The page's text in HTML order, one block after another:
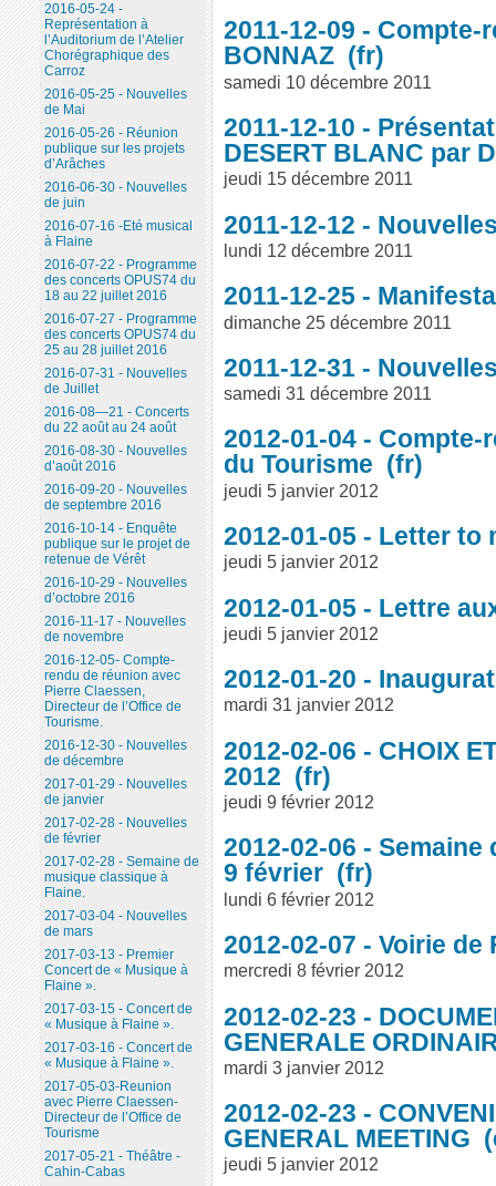
2011-12-09 -
BONNAZ
samedi 10 décembre 2011
2011-12-10 -
DESERT BLANC par
jeudi 15 décembre 2011
2011-12-12 -
lundi 12 décembre 2011
2011-12-25 -
dimanche 25 décembre 2011
2011-12-31 -
samedi 31 décembre 2011
2012-01-04 -
du Tourisme
jeudi 5 janvier 2012
2012-01-05 - Letter to
jeudi 5 janvier 2012
2012-01-05 - Lettre
jeudi 5 janvier 2012
2012-01-20 -
mardi 31 janvier 2012
2012-02-06 - CHOIX
2012
jeudi 9 février 2012
2012-02-06 -
9 février
lundi 6 février 2012
2012-02-07 - Voirie
mercredi 8 février 2012
2012-02-23 -
GENERALE
mardi 3 janvier 2012
2012-02-23 -
GENERAL MEETING
jeudi 5 janvier 2012
2016-05-24 -
Représentation à
l’Auditorium de l’Atelier
Chorégraphique des
Carroz
2016-05-25 - Nouvelles
de Mai
2016-05-26 - Réunion
publique sur les projets
d’Arâches
2016-06-30 - Nouvelles
de juin
2016-07-16 -Eté musical
à Flaine
2016-07-22 - Programme
des concerts OPUS74 du
18 au 22 juillet 2016
2016-07-27 - Programme
des concerts OPUS74 du
25 au 28 juillet 2016
2016-07-31 - Nouvelles
de Juillet
2016-08—21 - Concerts
du 22 août au 24 août
2016-08-30 - Nouvelles
d’août 2016
2016-09-20 - Nouvelles
de septembre 2016
2016-10-14 - Enquête
publique sur le projet de
retenue de Vérêt
2016-10-29 - Nouvelles
d’octobre 2016
2016-11-17 - Nouvelles
de novembre
2016-12-05- Compte-
rendu de réunion avec
Pierre Claessen,
Directeur de l’Office de
Tourisme.
2016-12-30 - Nouvelles
de décembre
2017-01-29 - Nouvelles
de janvier
2017-02-28 - Nouvelles
de février
2017-02-28 - Semaine de
musique classique à
Flaine.
2017-03-04 - Nouvelles
de mars
2017-03-13 - Premier
Concert de « Musique à
Flaine ».
2017-03-15 - Concert de
« Musique à Flaine ».
2017-03-16 - Concert de
« Musique à Flaine ».
2017-05-03-Reunion
avec Pierre Claessen-
Directeur de l’Office de
Tourisme
2017-05-21 - Théâtre -
Cahin-Cabas